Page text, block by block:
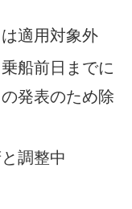
適用対象外
船前日までに
発表のため除
調整中